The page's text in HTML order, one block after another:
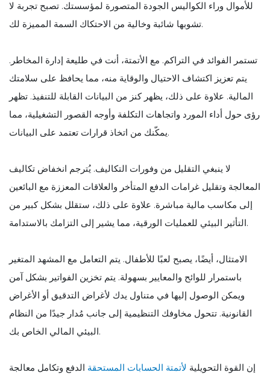
للأموال وراء الكواليس الجودة المتصورة لمؤسستك. تصبح تجربة لا
تشوبها شائبة وخالية من الاحتكاك السمة المميزة لك.
تستمر الفوائد في التراكم. مع الأتمتة، أنت في طليعة إدارة المخاطر.
يتم تعزيز اكتشاف الاحتيال والوقاية منه، مما يحافظ على سلامتك
المالية. علاوة على ذلك، يظهر كنز من البيانات القابلة للتنفيذ. تظهر
رؤى حول أداء المورد واتجاهات التكلفة وأوجه القصور التشغيلية، مما
يمكّنك من اتخاذ قرارات تعتمد على البيانات.
لا ينبغي التقليل من وفورات التكاليف. يُترجم انخفاض تكاليف
المعالجة وتقليل غرامات الدفع المتأخر والعلاقات المعززة مع البائعين
إلى مكاسب مالية مباشرة. علاوة على ذلك، ستقلل بشكل كبير من
التأثير البيئي للعمليات الورقية، مما يشير إلى التزامك بالاستدامة.
الامتثال، أيضًا، يصبح لعبًا للأطفال. يتم التعامل مع المشهد المتغير
باستمرار للوائح والمعايير بسهولة. يتم تخزين الفواتير بشكل آمن
ويمكن الوصول إليها في متناول يدك لأغراض التدقيق أو الأغراض
القانونية. تتحول مخاوفك التنظيمية إلى جانب مُدار جيدًا من النظام
البيئي المالي الخاص بك.
إن القوة التحويلية لأتمتة الحسابات المستحقة الدفع وتكامل معالجة